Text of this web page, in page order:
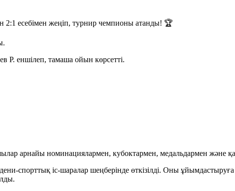
есебімен жеңіп, турнир чемпионы атанды! 🏆
Р. еншілеп, тамаша ойын көрсетті.
арнайы номинациялармен, кубоктармен, медальдармен және
спорттық іс-шаралар шеңберінде өткізілді. Оны